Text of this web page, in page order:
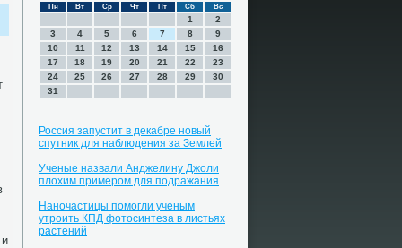
Пн Вт Ср Чт Пт Сб Вс
1
2
3
4 5 6 7 8
9
10
11 12 13 14 15
16
17
18 19 20 21 22
23
24
25 26 27 28 29
30
31
Россия запустит в декабре новый
спутник для наблюдения за Землей
Ученые назвали Анджелину Джоли
плохим примером для подражания
Наночастицы помогли ученым
утроить КПД фотосинтеза в листьях
растений